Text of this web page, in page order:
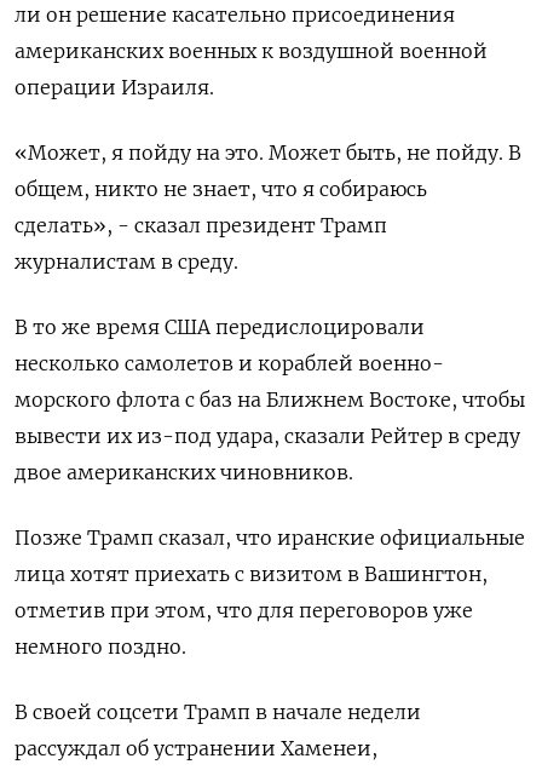
ли он решение касательно присоединения
американских военных к воздушной военной
операции Израиля.
«Может, я пойду на это. Может быть, не пойду. В
общем, никто не знает, что я собираюсь
сделать», - сказал президент Трамп
журналистам в среду.
В то же время США передислоцировали
несколько самолетов и кораблей военно-
морского флота с баз на Ближнем Востоке, чтобы
вывести их из-под удара, сказали Рейтер в среду
двое американских чиновников.
Позже Трамп сказал, что иранские официальные
лица хотят приехать с визитом в Вашингтон,
отметив при этом, что для переговоров уже
немного поздно.
В своей соцсети Трамп в начале недели
рассуждал об устранении Хаменеи,